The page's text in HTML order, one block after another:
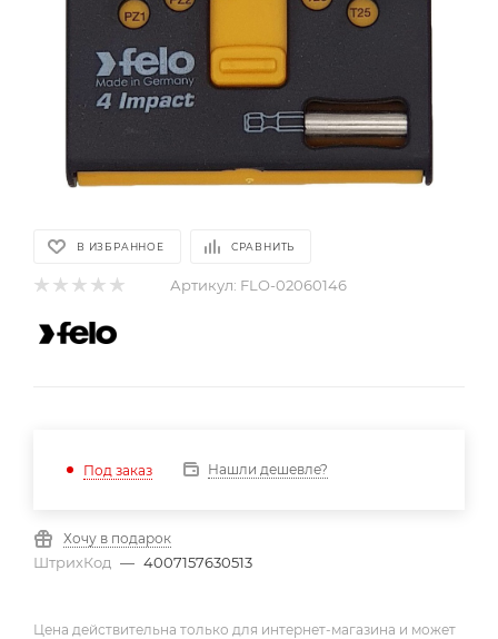
В ИЗБРАННОЕ СРАВНИТЬ
Артикул: FLO-02060146
Под заказ Нашли дешевле?
Хочу в подарок
ШтрихКод — 4007157630513
Цена действительна только для интернет-магазина и может